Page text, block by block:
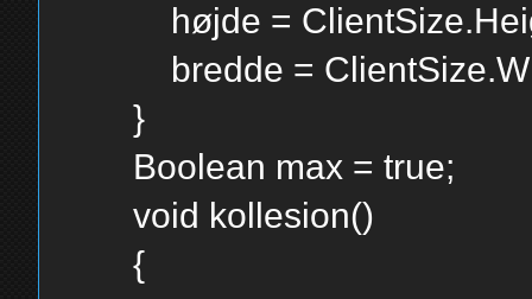
højde =
bredde =
}
Boolean max = true;
void kollesion()
{